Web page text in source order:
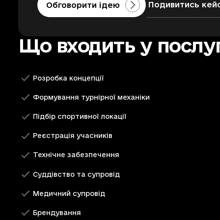
Обговорити ідею
Подивитись
Що входить у
Розробка концепції
Формування турнірної механіки
Підбір спортивної локації
Реєстрація учасників
Технічне забезпечення
Суддівство та супровід
Медичний супровід
Брендування